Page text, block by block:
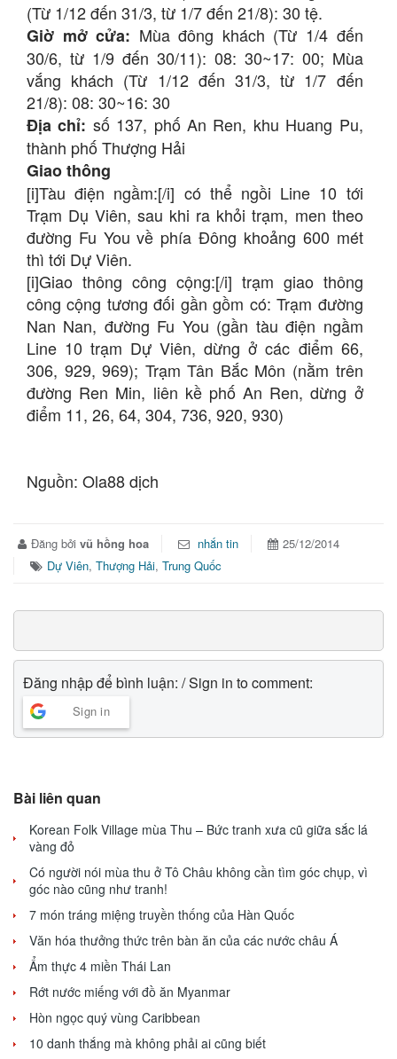
(Từ 1/12 đến 31/3, từ 1/7 đến 21/8): 30 tệ.
Giờ mở cửa: Mùa đông khách (Từ 1/4 đến
30/6, từ 1/9 đến 30/11): 08: 30~17: 00; Mùa
vắng khách (Từ 1/12 đến 31/3, từ 1/7 đến
21/8): 08: 30~16: 30
Địa chỉ: số 137, phố An Ren, khu Huang Pu,
thành phố Thượng Hải
Giao thông
[i]Tàu điện ngầm:[/i] có thể ngồi Line 10 tới
Trạm Dụ Viên, sau khi ra khỏi trạm, men theo
đường Fu You về phía Đông khoảng 600 mét
thì tới Dự Viên.
[i]Giao thông công cộng:[/i] trạm giao thông
công cộng tương đối gần gồm có: Trạm đường
Nan Nan, đường Fu You (gần tàu điện ngầm
Line 10 trạm Dự Viên, dừng ở các điểm 66,
306, 929, 969); Trạm Tân Bắc Môn (nằm trên
đường Ren Min, liên kề phố An Ren, dừng ở
điểm 11, 26, 64, 304, 736, 920, 930)
Nguồn: Ola88 dịch
Đăng bởi vũ hồng hoa nhắn tin
25/12/2014
Dự Viên, Thượng Hải, Trung Quốc
Đăng nhập để bình luận: / Sign in to comment:
Sign in
Bài liên quan
Korean Folk Village mùa Thu – Bức tranh xưa cũ giữa sắc lá
vàng đỏ
Có người nói mùa thu ở Tô Châu không cần tìm góc chụp, vì
góc nào cũng như tranh!
7 món tráng miệng truyền thống của Hàn Quốc
Văn hóa thưởng thức trên bàn ăn của các nước châu Á
Ẩm thực 4 miền Thái Lan
Rớt nước miếng với đồ ăn Myanmar
Hòn ngọc quý vùng Caribbean
10 danh thắng mà không phải ai cũng biết